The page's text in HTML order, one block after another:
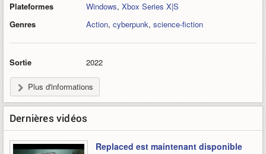
Plateformes Windows, Xbox Series X|S
Genres
Action, cyberpunk, science-fiction
Sortie 2022
Plus d'informations
Dernières vidéos
Replaced est maintenant disponible